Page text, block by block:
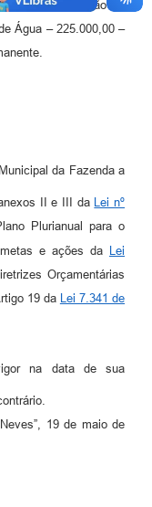
e aquisição de
Água – 225.000,00 –
da Fazenda a
II e III da Lei nº
Plurianual para o
e ações da
Lei
Orçamentárias
19 da Lei 7.341 de
na data de sua
19 de maio de